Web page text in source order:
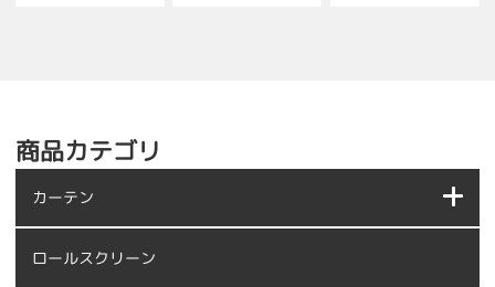
商品カテゴリ
カーテン
ロールスクリーン